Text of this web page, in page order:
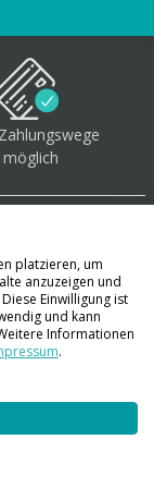
möglich
platzieren, um
anzuzeigen und
Einwilligung ist
und kann
Informationen
.